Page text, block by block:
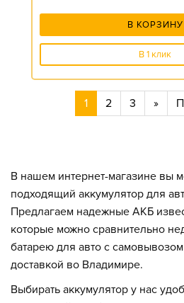
В КОРЗИНУ
В 1 клик
1 2 3 »
В нашем интернет-магазине вы
подходящий аккумулятор для
Предлагаем надежные АКБ
которые можно сравнительно
батарею для авто с
доставкой во Владимире.
Выбирать аккумулятор у нас